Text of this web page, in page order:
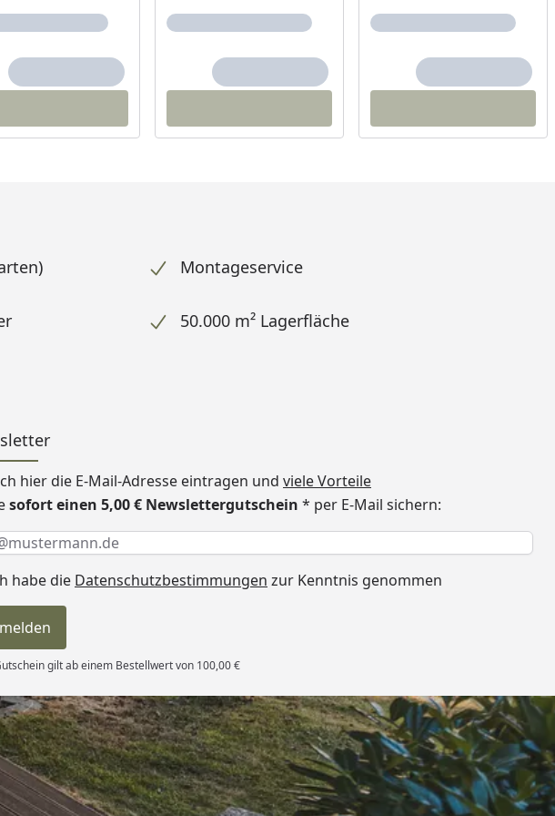
Montageservice
50.000 m² Lagerfläche
hier die E-Mail-Adresse eintragen und viele Vorteile
sofort einen 5,00 € Newslettergutschein * per E-Mail sichern:
Eingabe erforderlich
erforderlich
*
habe die Datenschutzbestimmungen zur Kenntnis genommen
gilt ab einem Bestellwert von 100,00 €